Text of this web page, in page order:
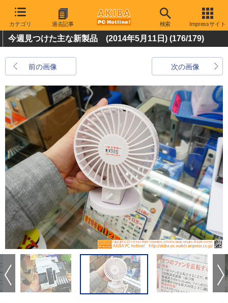
カテゴリ 過去記事 検索 Impressサイト
今週見つけた主な新製品 (2014年5月11日) (176/179)
前の画像 次の画像